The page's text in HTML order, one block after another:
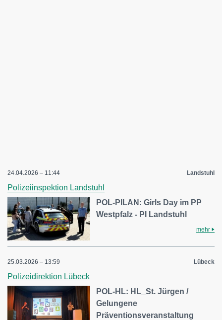
24.04.2026 – 11:44 Landstuhl
Polizeiinspektion Landstuhl
POL-PILAN: Girls Day im PP
Westpfalz - PI Landstuhl
mehr
25.03.2026 – 13:59 Lübeck
Polizeidirektion Lübeck
POL-HL: HL_St. Jürgen /
Gelungene
Präventionsveranstaltung